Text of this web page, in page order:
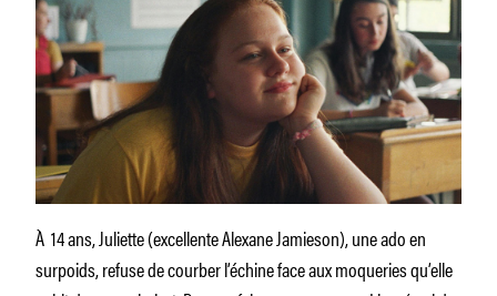
À 14 ans, Juliette (excellente Alexane Jamieson), une ado en
surpoids, refuse de courber l’échine face aux moqueries qu’elle